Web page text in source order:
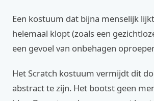
Een kostuum dat bijna menselijk
helemaal klopt (zoals een
een gevoel van onbehagen
Het Scratch kostuum vermijdt dit
abstract te zijn. Het bootst geen